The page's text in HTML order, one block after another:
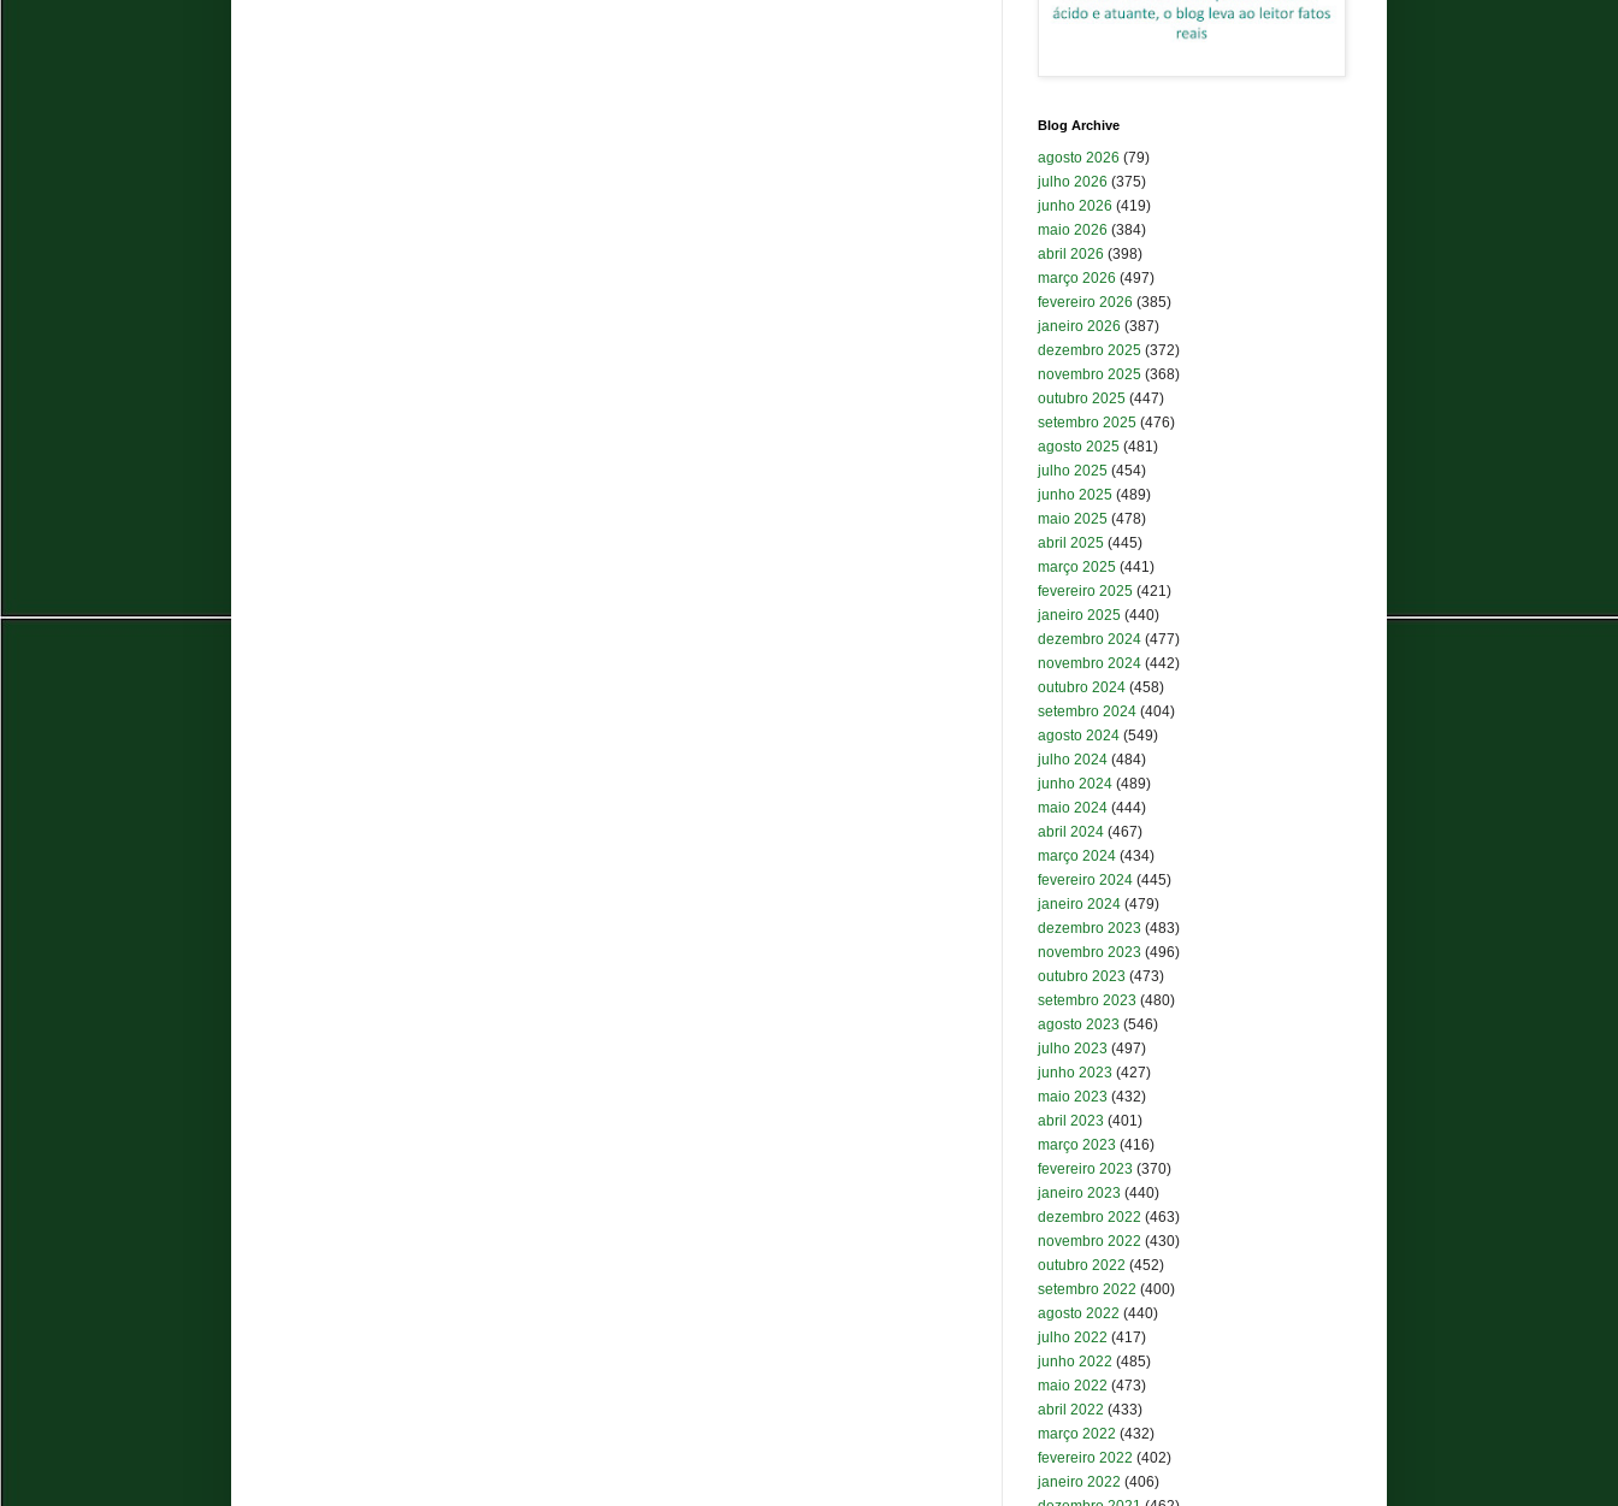
Blog Archive
agosto 2026 (79)
julho 2026 (375)
junho 2026 (419)
maio 2026 (384)
abril 2026 (398)
março 2026 (497)
fevereiro 2026 (385)
janeiro 2026 (387)
dezembro 2025 (372)
novembro 2025 (368)
outubro 2025 (447)
setembro 2025 (476)
agosto 2025 (481)
julho 2025 (454)
junho 2025 (489)
maio 2025 (478)
abril 2025 (445)
março 2025 (441)
fevereiro 2025 (421)
janeiro 2025 (440)
dezembro 2024 (477)
novembro 2024 (442)
outubro 2024 (458)
setembro 2024 (404)
agosto 2024 (549)
julho 2024 (484)
junho 2024 (489)
maio 2024 (444)
abril 2024 (467)
março 2024 (434)
fevereiro 2024 (445)
janeiro 2024 (479)
dezembro 2023 (483)
novembro 2023 (496)
outubro 2023 (473)
setembro 2023 (480)
agosto 2023 (546)
julho 2023 (497)
junho 2023 (427)
maio 2023 (432)
abril 2023 (401)
março 2023 (416)
fevereiro 2023 (370)
janeiro 2023 (440)
dezembro 2022 (463)
novembro 2022 (430)
outubro 2022 (452)
setembro 2022 (400)
agosto 2022 (440)
julho 2022 (417)
junho 2022 (485)
maio 2022 (473)
abril 2022 (433)
março 2022 (432)
fevereiro 2022 (402)
janeiro 2022 (406)